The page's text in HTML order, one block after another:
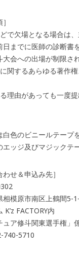
で欠場となる場合は
日までに医師の診断書
会への出場が制限さ
関するあらゆる著作
理由があっても一度
白色のビニールテープ
エッジ及びマジックテ
わせ＆申込み先］
模原市南区上鶴間5-
FACTORY内
ア修斗関東選手権」
740-5710